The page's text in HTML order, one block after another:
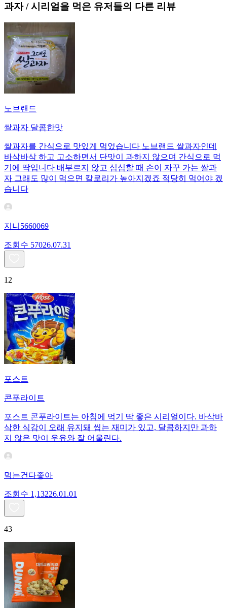
과자 / 시리얼을 먹은 유저들의 다른 리뷰
노브랜드
쌀과자 달콤한맛
쌀과자를 간식으로 맛있게 먹었습니다 노브랜드 쌀과자인데
바삭바삭 하고 고소하면서 단맛이 과하지 않으며 간식으로 먹
기에 딱입니다 배부르지 않고 심심할 때 손이 자꾸 가는 쌀과
자 그래도 많이 먹으면 칼로리가 높아지겠죠 적당히 먹어야 겠
습니다
지니5660069
조회수 57026.07.31
12
포스트
콘푸라이트
포스트 콘푸라이트는 아침에 먹기 딱 좋은 시리얼이다. 바삭바
삭한 식감이 오래 유지돼 씹는 재미가 있고, 달콤하지만 과하
지 않은 맛이 우유와 잘 어울린다.
먹는건다좋아
조회수 1,13226.01.01
43